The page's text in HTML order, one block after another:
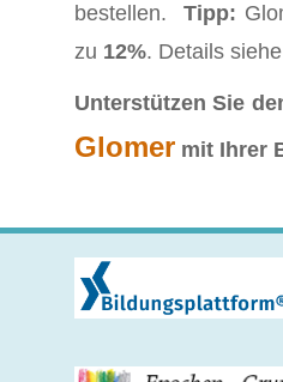
bestellen. Tipp:
zu 12%. Details siehe
Unterstützen Sie
Glomer mit Ihrer